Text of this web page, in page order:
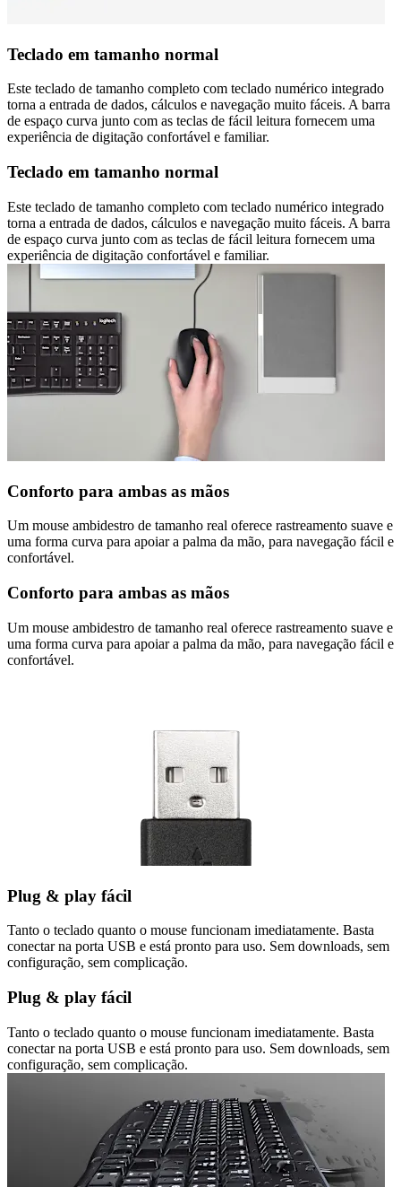
Teclado em tamanho normal
Este teclado de tamanho completo com teclado numérico integrado
torna a entrada de dados, cálculos e navegação muito fáceis. A barra
de espaço curva junto com as teclas de fácil leitura fornecem uma
experiência de digitação confortável e familiar.
Teclado em tamanho normal
Este teclado de tamanho completo com teclado numérico integrado
torna a entrada de dados, cálculos e navegação muito fáceis. A barra
de espaço curva junto com as teclas de fácil leitura fornecem uma
experiência de digitação confortável e familiar.
Conforto para ambas as mãos
Um mouse ambidestro de tamanho real oferece rastreamento suave e
uma forma curva para apoiar a palma da mão, para navegação fácil e
confortável.
Conforto para ambas as mãos
Um mouse ambidestro de tamanho real oferece rastreamento suave e
uma forma curva para apoiar a palma da mão, para navegação fácil e
confortável.
Plug & play fácil
Tanto o teclado quanto o mouse funcionam imediatamente. Basta
conectar na porta USB e está pronto para uso. Sem downloads, sem
configuração, sem complicação.
Plug & play fácil
Tanto o teclado quanto o mouse funcionam imediatamente. Basta
conectar na porta USB e está pronto para uso. Sem downloads, sem
configuração, sem complicação.